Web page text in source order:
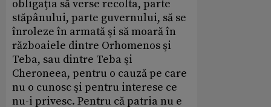
obligaţia să verse recolta, parte
stăpânului, parte guvernului, să se
înroleze în armată şi să moară în
războaiele dintre Orhomenos şi
Teba, sau dintre Teba şi
Cheroneea, pentru o cauză pe care
nu o cunosc şi pentru interese ce
nu-i privesc. Pentru că patria nu e